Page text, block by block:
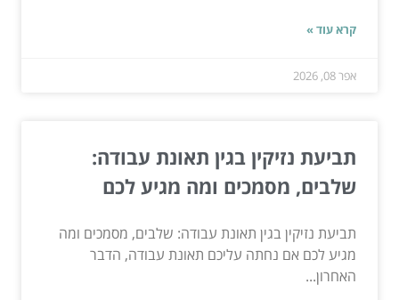
קרא עוד »
אפר 08, 2026
תביעת נזיקין בגין תאונת עבודה:
שלבים, מסמכים ומה מגיע לכם
תביעת נזיקין בגין תאונת עבודה: שלבים, מסמכים ומה
מגיע לכם אם נחתה עליכם תאונת עבודה, הדבר
האחרון...